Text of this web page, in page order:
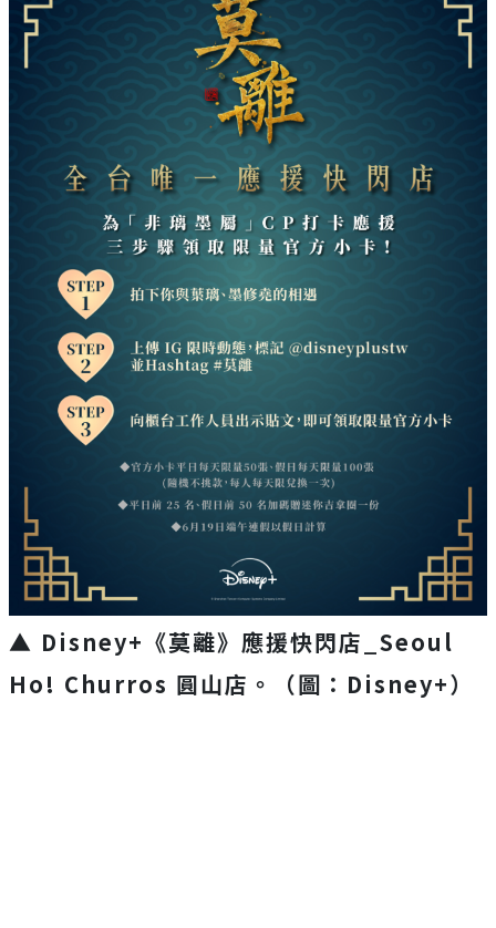
▲ Disney+《莫離》應援快閃店_Seoul
Ho! Churros 圓山店。（圖：Disney+）